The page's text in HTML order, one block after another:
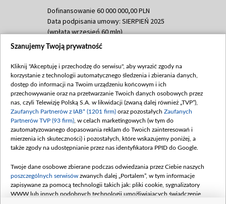
Dofinansowanie 60 000 000,00 PLN
Data podpisania umowy: SIERPIEŃ 2025
(wpłata wrzesień 60 mln)
Dofinansowanie 635 783 051,21 PLN
(wpłata wrzesień 100 mln, październik 350
mln, listopad 265 mln)
Dofinansowanie 48 862 000,00 PLN
Data podpisania umowy: GRUDZIEŃ 2025
(wpłata grudzień 60,548 mln)
Dofinansowanie 900 000 000,00 PLN
Data podpisania umowy: LUTY 2026 (wpłata
kwiecień 180 mln, 7 maja 180 mln, 8
czerwca 90 mln)
Dofinansowanie 250 000 000,00 PLN
Szanujemy Twoją prywatność
Kliknij "Akceptuję i przechodzę do serwisu", aby wyrazić zgody na
korzystanie z technologii automatycznego śledzenia i zbierania danych,
dostęp do informacji na Twoim urządzeniu końcowym i ich
przechowywanie oraz na przetwarzanie Twoich danych osobowych przez
nas, czyli Telewizję Polską S.A. w likwidacji (zwaną dalej również „TVP”),
Zaufanych Partnerów z IAB* (1201 firm) oraz pozostałych Zaufanych
Partnerów TVP (93 firm) , w celach marketingowych (w tym do
zautomatyzowanego dopasowania reklam do Twoich zainteresowań i
mierzenia ich skuteczności) i pozostałych, które wskazujemy poniżej, a
także zgody na udostępnianie przez nas identyfikatora PPID do Google.
Twoje dane osobowe zbierane podczas odwiedzania przez Ciebie naszych
poszczególnych serwisów zwanych dalej „Portalem”, w tym informacje
zapisywane za pomocą technologii takich jak: pliki cookie, sygnalizatory
WWW lub innych podobnych technologii umożliwiających świadczenie